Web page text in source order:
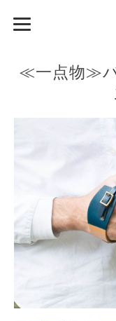
≪一点物≫